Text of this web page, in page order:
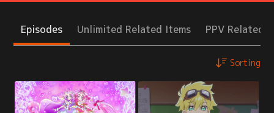
Episodes Unlimited Related Items PPV Related
Sorting